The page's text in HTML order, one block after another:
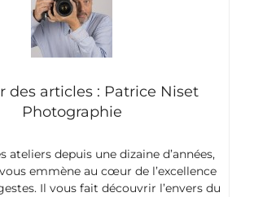
des articles : Patrice Niset
Photographie
ateliers depuis une dizaine d’années,
emmène au cœur de l’excellence
Il vous fait découvrir l’envers du